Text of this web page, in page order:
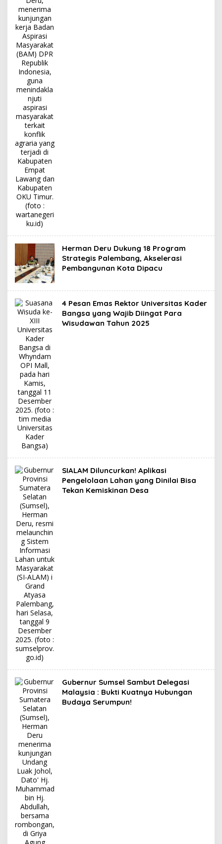
Herman Deru Dukung 18 Program
Strategis Palembang, Akselerasi
Pembangunan Kota Dipacu
4 Pesan Emas Rektor Universitas Kader
Bangsa yang Wajib Diingat Para
Wisudawan Tahun 2025
SIALAM Diluncurkan! Aplikasi
Pengelolaan Lahan yang Dinilai Bisa
Tekan Kemiskinan Desa
Gubernur Sumsel Sambut Delegasi
Malaysia : Bukti Kuatnya Hubungan
Budaya Serumpun!